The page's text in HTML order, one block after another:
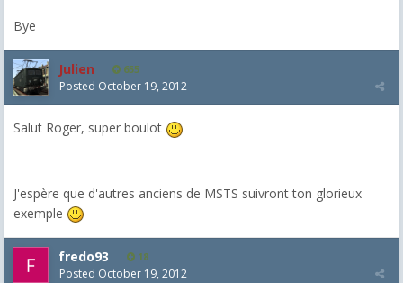
Bye
Julien 655
Posted October 19, 2012
Salut Roger, super boulot
J'espère que d'autres anciens de MSTS suivront ton glorieux
exemple
fredo93 18
Posted October 19, 2012